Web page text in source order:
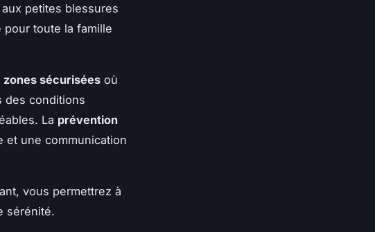
petites blessures
pour toute la famille
zones sécurisées où
des conditions
La prévention
et une communication
vous permettrez à
sérénité.